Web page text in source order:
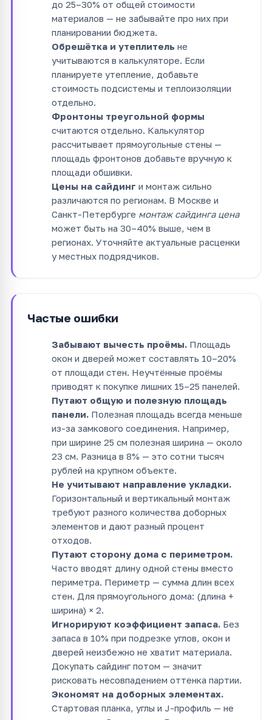
до 25–30% от общей стоимости
материалов — не забывайте про них при
планировании бюджета.
Обрешётка и утеплитель не
учитываются в калькуляторе. Если
планируете утепление, добавьте
стоимость подсистемы и теплоизоляции
отдельно.
Фронтоны треугольной формы
считаются отдельно. Калькулятор
рассчитывает прямоугольные стены —
площадь фронтонов добавьте вручную к
площади обшивки.
Цены на сайдинг и монтаж сильно
различаются по регионам. В Москве и
Санкт-Петербурге монтаж сайдинга цена
может быть на 30–40% выше, чем в
регионах. Уточняйте актуальные расценки
у местных подрядчиков.
Частые ошибки
Забывают вычесть проёмы. Площадь
окон и дверей может составлять 10–20%
от площади стен. Неучтённые проёмы
приводят к покупке лишних 15–25 панелей.
Путают общую и полезную площадь
панели. Полезная площадь всегда меньше
из-за замкового соединения. Например,
при ширине 25 см полезная ширина — около
23 см. Разница в 8% — это сотни тысяч
рублей на крупном объекте.
Не учитывают направление укладки.
Горизонтальный и вертикальный монтаж
требуют разного количества доборных
элементов и дают разный процент
отходов.
Путают сторону дома с периметром.
Часто вводят длину одной стены вместо
периметра. Периметр — сумма длин всех
стен. Для прямоугольного дома: (длина +
ширина) × 2.
Игнорируют коэффициент запаса. Без
запаса в 10% при подрезке углов, окон и
дверей неизбежно не хватит материала.
Докупать сайдинг потом — значит
рисковать несовпадением оттенка партии.
Экономят на доборных элементах.
Стартовая планка, углы и J-профиль — не